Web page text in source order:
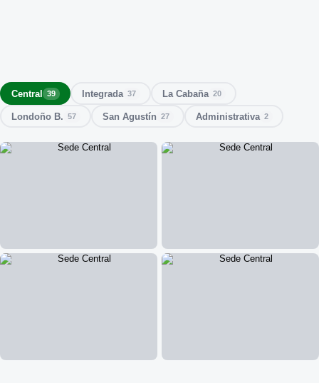
Central 39 Integrada 37 La Cabaña 20
Londoño B. 57 San Agustín 27 Administrativa 2